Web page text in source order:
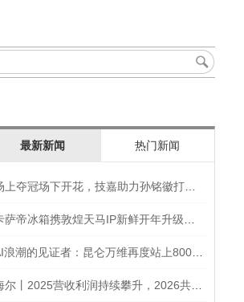
最新新闻 热门新闻